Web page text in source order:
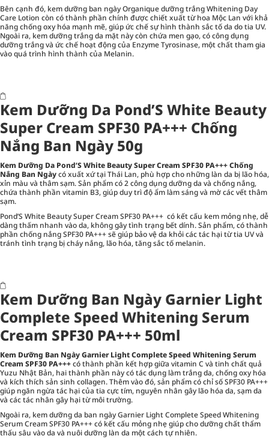
Bên cạnh đó, kem dưỡng ban ngày Organique dưỡng trắng Whitening Day
Care Lotion còn có thành phần chính được chiết xuất từ hoa Mộc Lan với khả
năng chống oxy hóa mạnh mẽ, giúp ức chế sự hình thành sắc tố da do tia UV.
Ngoài ra, kem dưỡng trắng da mặt này còn chứa men gạo, có công dụng
dưỡng trắng và ức chế hoạt động của Enzyme Tyrosinase, một chất tham gia
vào quá trình hình thành của Melanin.
Kem Dưỡng Da Pond’S White Beauty
Super Cream SPF30 PA+++ Chống
Nắng Ban Ngày 50g
Kem Dưỡng Da Pond’S White Beauty Super Cream SPF30 PA+++ Chống
Nắng Ban Ngàycó xuất xứ tại Thái Lan, phù hợp cho những làn da bị lão hóa,
xỉn màu và thâm sạm. Sản phẩm có 2 công dụng dưỡng da và chống nắng,
chứa thành phần vitamin B3, giúp duy trì độ ẩm làm sáng và mờ các vết thâm
sạm.
Pond’S White Beauty Super Cream SPF30 PA+++ có kết cấu kem mỏng nhẹ, dễ
dàng thấm nhanh vào da, không gây tình trạng bết dính. Sản phẩm, có thành
phần chống nắng SPF30 PA+++ sẽ giúp bảo vệ da khỏi các tác hại từ tia UV và
tránh tình trạng bị cháy nắng, lão hóa, tăng sắc tố melanin.
Kem Dưỡng Ban Ngày Garnier Light
Complete Speed Whitening Serum
Cream SPF30 PA+++ 50ml
Kem Dưỡng Ban Ngày Garnier Light Complete Speed Whitening Serum
Cream SPF30 PA+++có thành phần kết hợp giữa vitamin C và tinh chất quả
Yuzu Nhật Bản, hai thành phần này có tác dụng làm trắng da, chống oxy hóa
và kích thích sản sinh collagen. Thêm vào đó, sản phẩm có chỉ số SPF30 PA+++
giúp ngăn ngừa tác hại của tia cực tím, nguyên nhân gây lão hóa da, sạm da
và các tác nhân gây hại từ môi trường.
Ngoài ra, kem dưỡng da ban ngày Garnier Light Complete Speed Whitening
Serum Cream SPF30 PA+++ có kết cấu mỏng nhẹ giúp cho dưỡng chất thẩm
thấu sâu vào da và nuôi dưỡng làn da một cách tự nhiên.